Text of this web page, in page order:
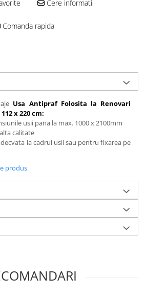
Piatră
Nivelare
Chituri
Cere informatii
Comanda rapida
Usa Antipraf Folosita la Renovari
x 220 cm:
usii pana la max. 1000 x 2100mm
calitate
la cadrul usii sau pentru fixarea pe
produs